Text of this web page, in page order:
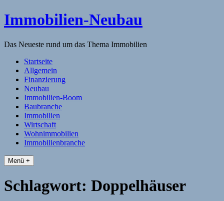
Skip
to
Immobilien-Neubau
Das Neueste rund um das Thema Immobilien
Startseite
Allgemein
Finanzierung
Neubau
Immobilien-Boom
Baubranche
Immobilien
Wirtschaft
Wohnimmobilien
Immobilienbranche
Menü +
Schlagwort: Doppelhäuser